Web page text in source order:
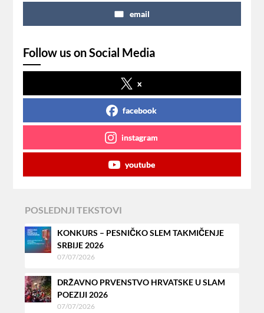
email
Follow us on Social Media
x
facebook
instagram
youtube
POSLEDNJI TEKSTOVI
KONKURS – PESNIČKO SLEM TAKMIČENJE
SRBIJE 2026
07/07/2026
DRŽAVNO PRVENSTVO HRVATSKE U SLAM
POEZIJI 2026
07/07/2026